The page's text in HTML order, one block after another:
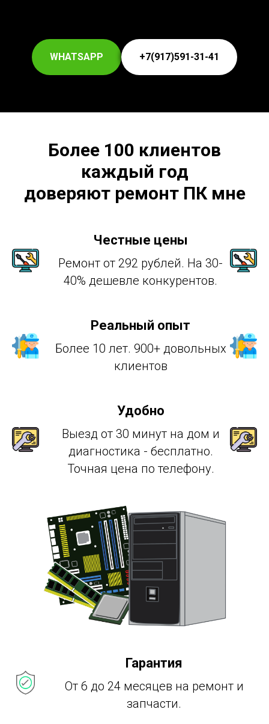
WHATSAPP +7(917)591-31-41
Более 100 клиентов
каждый год
доверяют ремонт ПК мне
Честные цены
Ремонт от 292 рублей. На 30-
40% дешевле конкурентов.
Реальный опыт
Более 10 лет. 900+ довольных
клиентов
Удобно
Выезд от 30 минут на дом и
диагностика - бесплатно.
Точная цена по телефону.
Гарантия
От 6 до 24 месяцев на ремонт и
запчасти.